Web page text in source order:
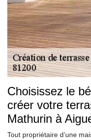
Choisissez le
créer votre
Mathurin à
Tout propriétaire d’une